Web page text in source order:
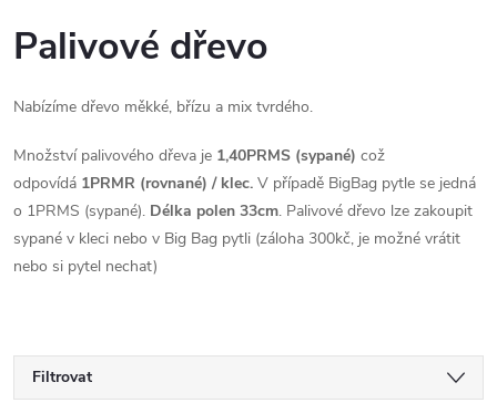
Palivové dřevo
Nabízíme dřevo měkké, břízu a mix tvrdého.
Množství palivového dřeva je 1,40PRMS (sypané) což
odpovídá 1PRMR (rovnané) / klec. V případě BigBag pytle se jedná
o 1PRMS (sypané). Délka polen 33cm. Palivové dřevo lze zakoupit
sypané v kleci nebo v Big Bag pytli (záloha 300kč, je možné vrátit
nebo si pytel nechat)
Filtrovat